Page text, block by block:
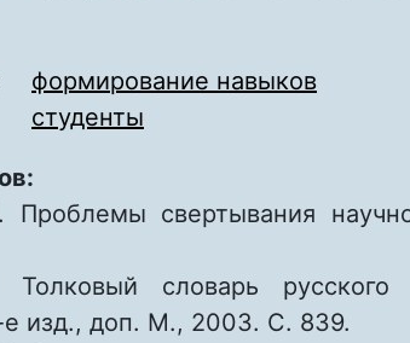
формирование навыков
студенты
свертывания
словарь русского
изд., доп. М., 2003. C. 839.